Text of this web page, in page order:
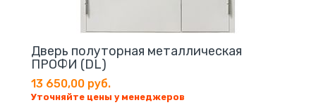
Дверь полуторная металлическая
ПРОФИ (DL)
13 650,00 руб.
Уточняйте цены у менеджеров